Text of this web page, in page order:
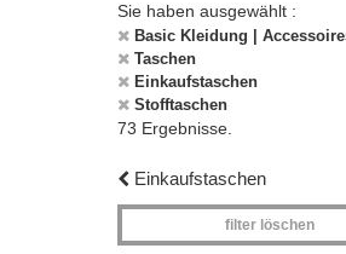
Sie haben ausgewählt :
Basic Kleidung |
Taschen
Einkaufstaschen
Stofftaschen
73 Ergebnisse.
Einkaufstaschen
filter löschen